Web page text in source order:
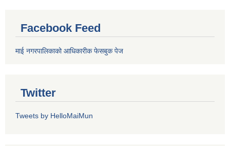
Facebook Feed
माई नगरपालिकाको आधिकारीक फेसबुक पेज
Twitter
Tweets by HelloMaiMun